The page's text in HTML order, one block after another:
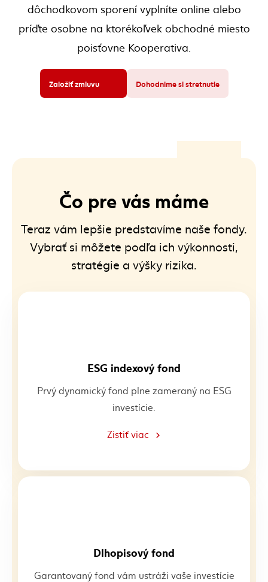
dôchodkovom sporení vyplníte online alebo
príďte osobne na ktorékoľvek obchodné miesto
poisťovne Kooperativa.
Založiť zmluvu(externý odkaz)Dohodnime si stretnutie
Čo pre vás máme
Teraz vám lepšie predstavíme naše fondy.
Vybrať si môžete podľa ich výkonnosti,
stratégie a výšky rizika.
ESG indexový fond
Prvý dynamický fond plne zameraný na ESG
investície.
Zistiť viac
Dlhopisový fond
Garantovaný fond vám ustráži vaše investície